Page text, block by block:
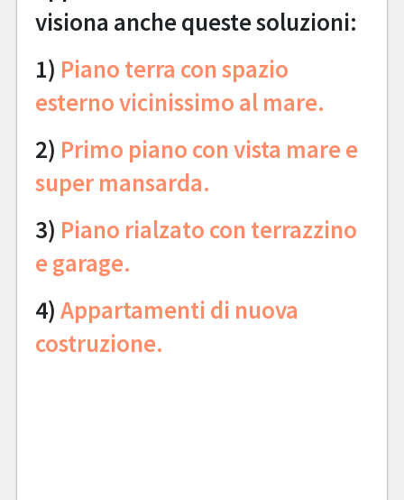
visiona anche queste soluzioni:
1) Piano terra con spazio
esterno vicinissimo al mare.
2) Primo piano con vista mare e
super mansarda.
3) Piano rialzato con terrazzino
e garage.
4) Appartamenti di nuova
costruzione.